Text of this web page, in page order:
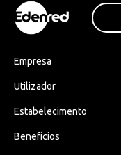
Empresa
Utilizador
Estabelecimento
Benefícios